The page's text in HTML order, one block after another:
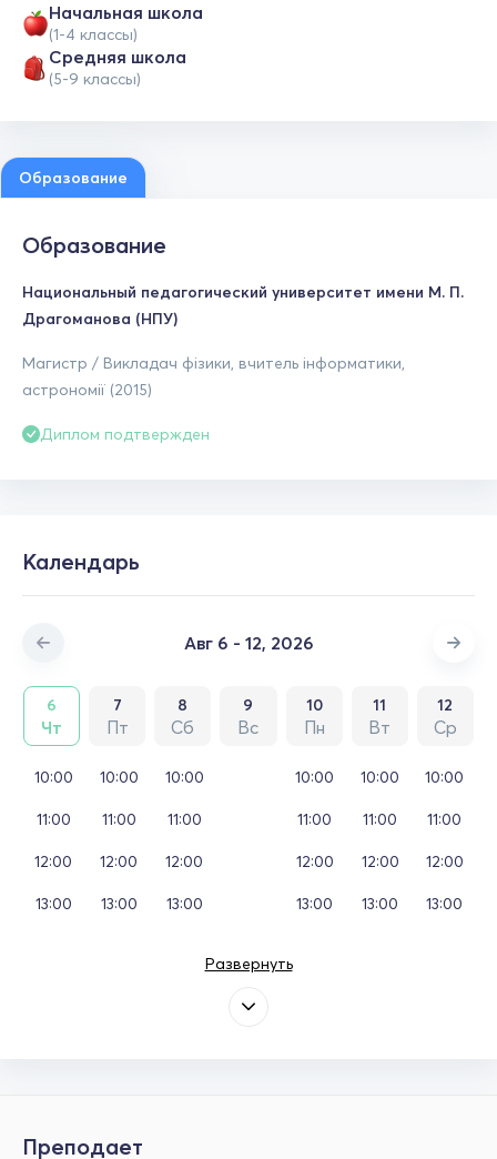
Начальная школа
(1-4 классы)
Средняя школа
(5-9 классы)
Образование
Образование
Национальный педагогический университет имени М. П.
Драгоманова (НПУ)
Магистр / Викладач фізики, вчитель інформатики,
астрономії (2015)
Диплом подтвержден
Календарь
Авг 6 - 12, 2026
6
Чт
7
Пт
8
Сб
9
Вс
10
Пн
11
Вт
12
Ср
10:00
11:00
12:00
13:00
10:00
11:00
12:00
13:00
10:00
11:00
12:00
13:00
10:00
11:00
12:00
13:00
10:00
11:00
12:00
13:00
10:00
11:00
12:00
13:00
Развернуть
Преподает